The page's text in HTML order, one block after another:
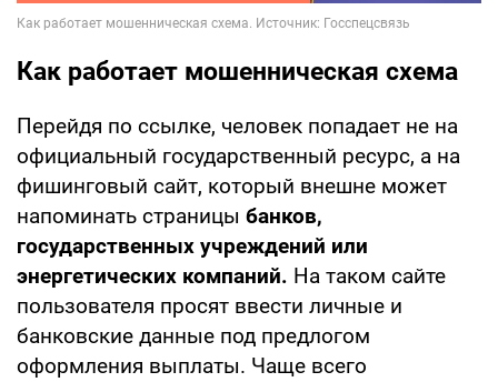
Как работает мошенническая схема
Перейдя по ссылке, человек попадает не на
официальный государственный ресурс, а на
фишинговый сайт, который внешне может
напоминать страницы банков,
государственных учреждений или
энергетических компаний. На таком сайте
пользователя просят ввести личные и
банковские данные под предлогом
оформления выплаты. Чаще всего